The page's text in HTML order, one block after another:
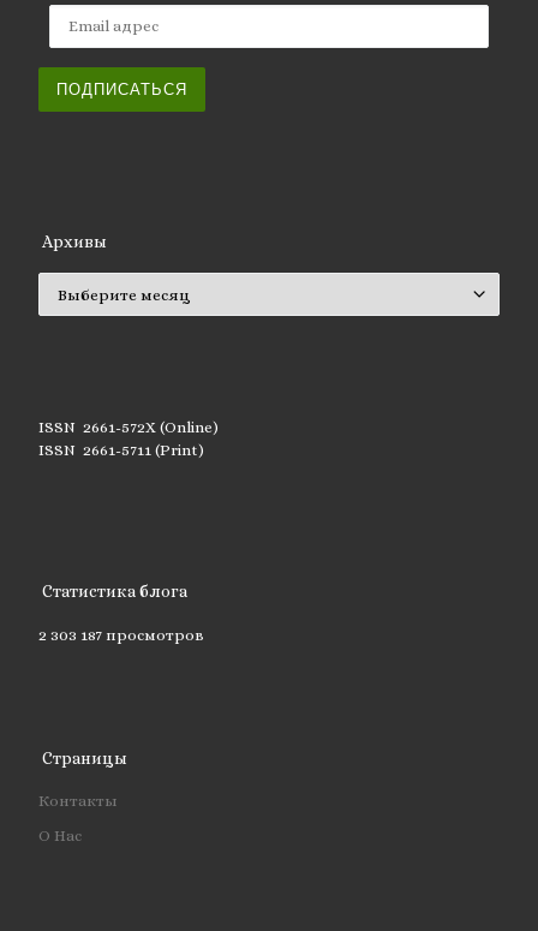
ПОДПИСАТЬСЯ
Архивы
ISSN 2661-572X (Online)
ISSN 2661-5711 (Print)
Статистика блога
2 303 187 просмотров
Страницы
Контакты
О Нас